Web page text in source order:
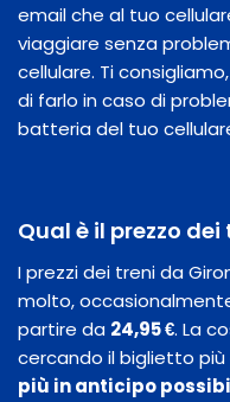
email che al tuo
viaggiare senza
cellulare. Ti
di farlo in caso di
batteria del tuo
Qual è il prezzo
I prezzi dei treni da
molto,
partire da 24,95 €. La
cercando il biglietto
​​più in anticipo